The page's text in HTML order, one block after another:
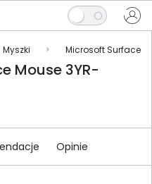
Myszki Microsoft Surface
Mouse 3YR-
Opinie